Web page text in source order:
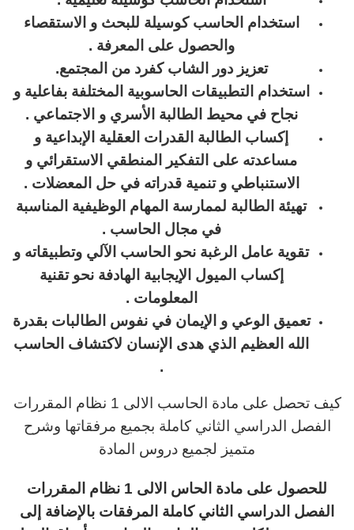
استخدام الحاسب كوسيلة للبحث و الاستقصاء
والحصول على المعرفة .
تعزيز دور الشاب كفرد من المجتمع.
استخدام التطبيقات الحاسوبية المختلفة بفاعلية و
نجاح في محيط الطالبة الأسري و الاجتماعي .
إكساب الطالبة القدرات العقلية الإبداعية و
مساعدته على التفكير المنطقي الاستقرائي و
الاستنباطي و تنمية قدراته في حل المعضلات .
تهيئة الطالبة لممارسة المهام الوظيفية المناسبة
في مجال الحاسب .
تقوية عامل الرغبة نحو الحاسب الآلي وتطبيقاته و
إكساب الميول الإيجابية الهادفة نحو تقنية
المعلومات .
تعميق الوعي و الإيمان في نفوس الطالبات بقدرة
الله العظيم الذي هدى الإنسان لاكتشاف الحاسب
.
كيف تحصل على مادة الحاسب الالى 1 نظام المقررات
الفصل الدراسي الثاني كاملة بجميع مرفقاتها وشرح
متميز لجميع دروس المادة
للحصول على مادة الحاس الالى 1 نظام المقررات
الفصل الدراسي الثاني كاملة المرفقات بالإضافة إلى